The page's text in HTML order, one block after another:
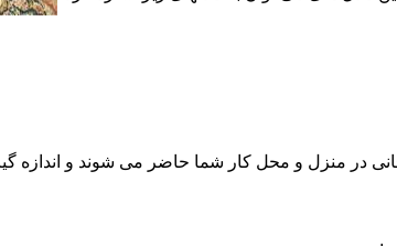
در منزل و محل کار شما حاضر می شوند و اندازه